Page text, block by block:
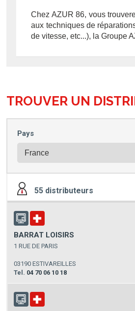
Chez AZUR 86, vous
aux techniques de
de vitesse, etc...), la Groupe
TROUVER UN
Pays
55 distributeurs
BARRAT LOISIRS
1 RUE DE PARIS
03190 ESTIVAREILLES
Tel. 04 70 06 10 18